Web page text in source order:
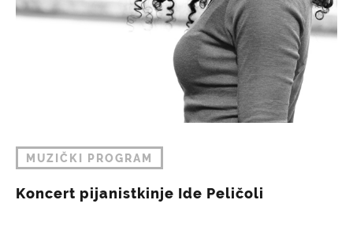
MUZIČKI PROGRAM
Koncert pijanistkinje Ide Peličoli